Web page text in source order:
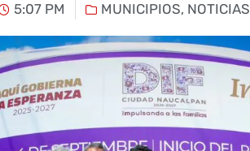
5:07 PM MUNICIPIOS, NOTICIAS